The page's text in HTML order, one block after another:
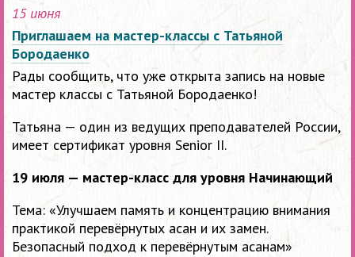
15 июня
Приглашаем на мастер-классы с Татьяной
Бородаенко
Рады сообщить, что уже открыта запись на новые
мастер классы с Татьяной Бородаенко!
Татьяна — один из ведущих преподавателей России,
имеет сертификат уровня Senior II.
19 июля — мастер-класс для уровня Начинающий
Тема: «Улучшаем память и концентрацию внимания
практикой перевёрнутых асан и их замен.
Безопасный подход к перевёрнутым асанам»